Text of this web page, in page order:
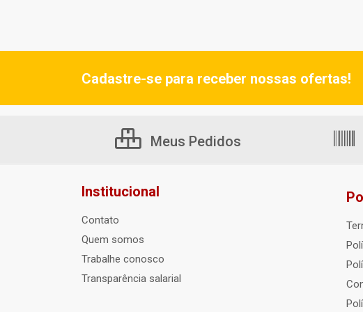
Cadastre-se para receber nossas ofertas!
Meus Pedidos
Institucional
Contato
Quem somos
Trabalhe conosco
Transparência salarial